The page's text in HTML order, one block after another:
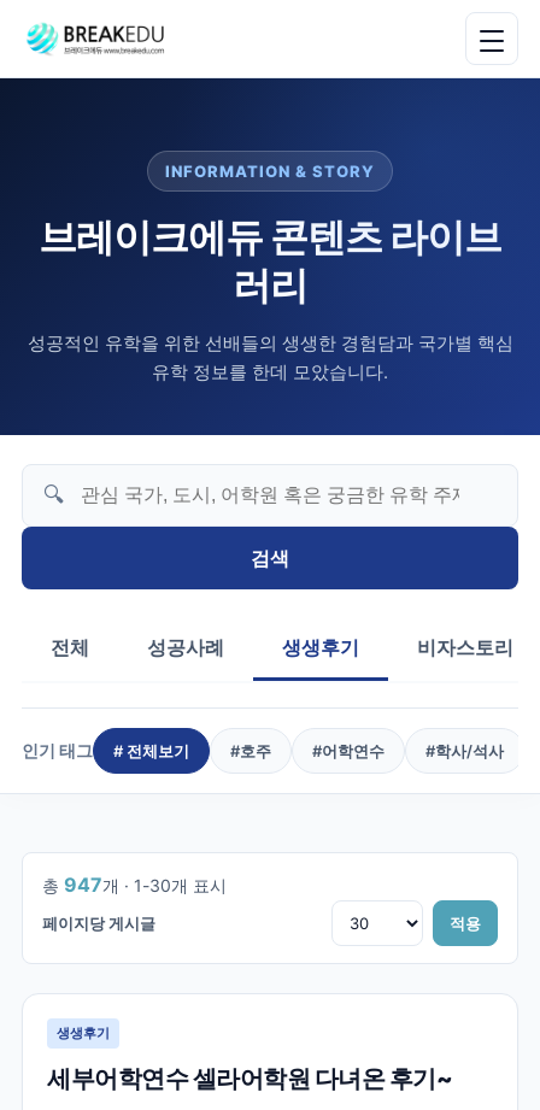
INFORMATION & STORY
브레이크에듀 콘텐츠 라이브
러리
성공적인 유학을 위한 선배들의 생생한 경험담과 국가별 핵심
유학 정보를 한데 모았습니다.
🔍
검색
전체 성공사례 생생후기 비자스토리
인기 태그 # 전체보기 #호주 #어학연수 #학사/석사
총 947개 · 1-30개 표시
페이지당 게시글 적용
1/32
생생후기
세부어학연수 셀라어학원 다녀온 후기~